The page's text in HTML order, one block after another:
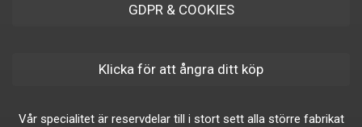
GDPR & COOKIES
Klicka för att ångra ditt köp
Vår specialitet är reservdelar till i stort sett alla större fabrikat